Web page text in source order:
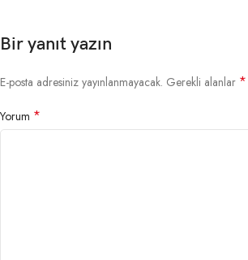
Bir yanıt yazın
E-posta adresiniz yayınlanmayacak. Gerekli alanlar *
Yorum *